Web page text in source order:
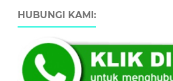
HUBUNGI KAMI: